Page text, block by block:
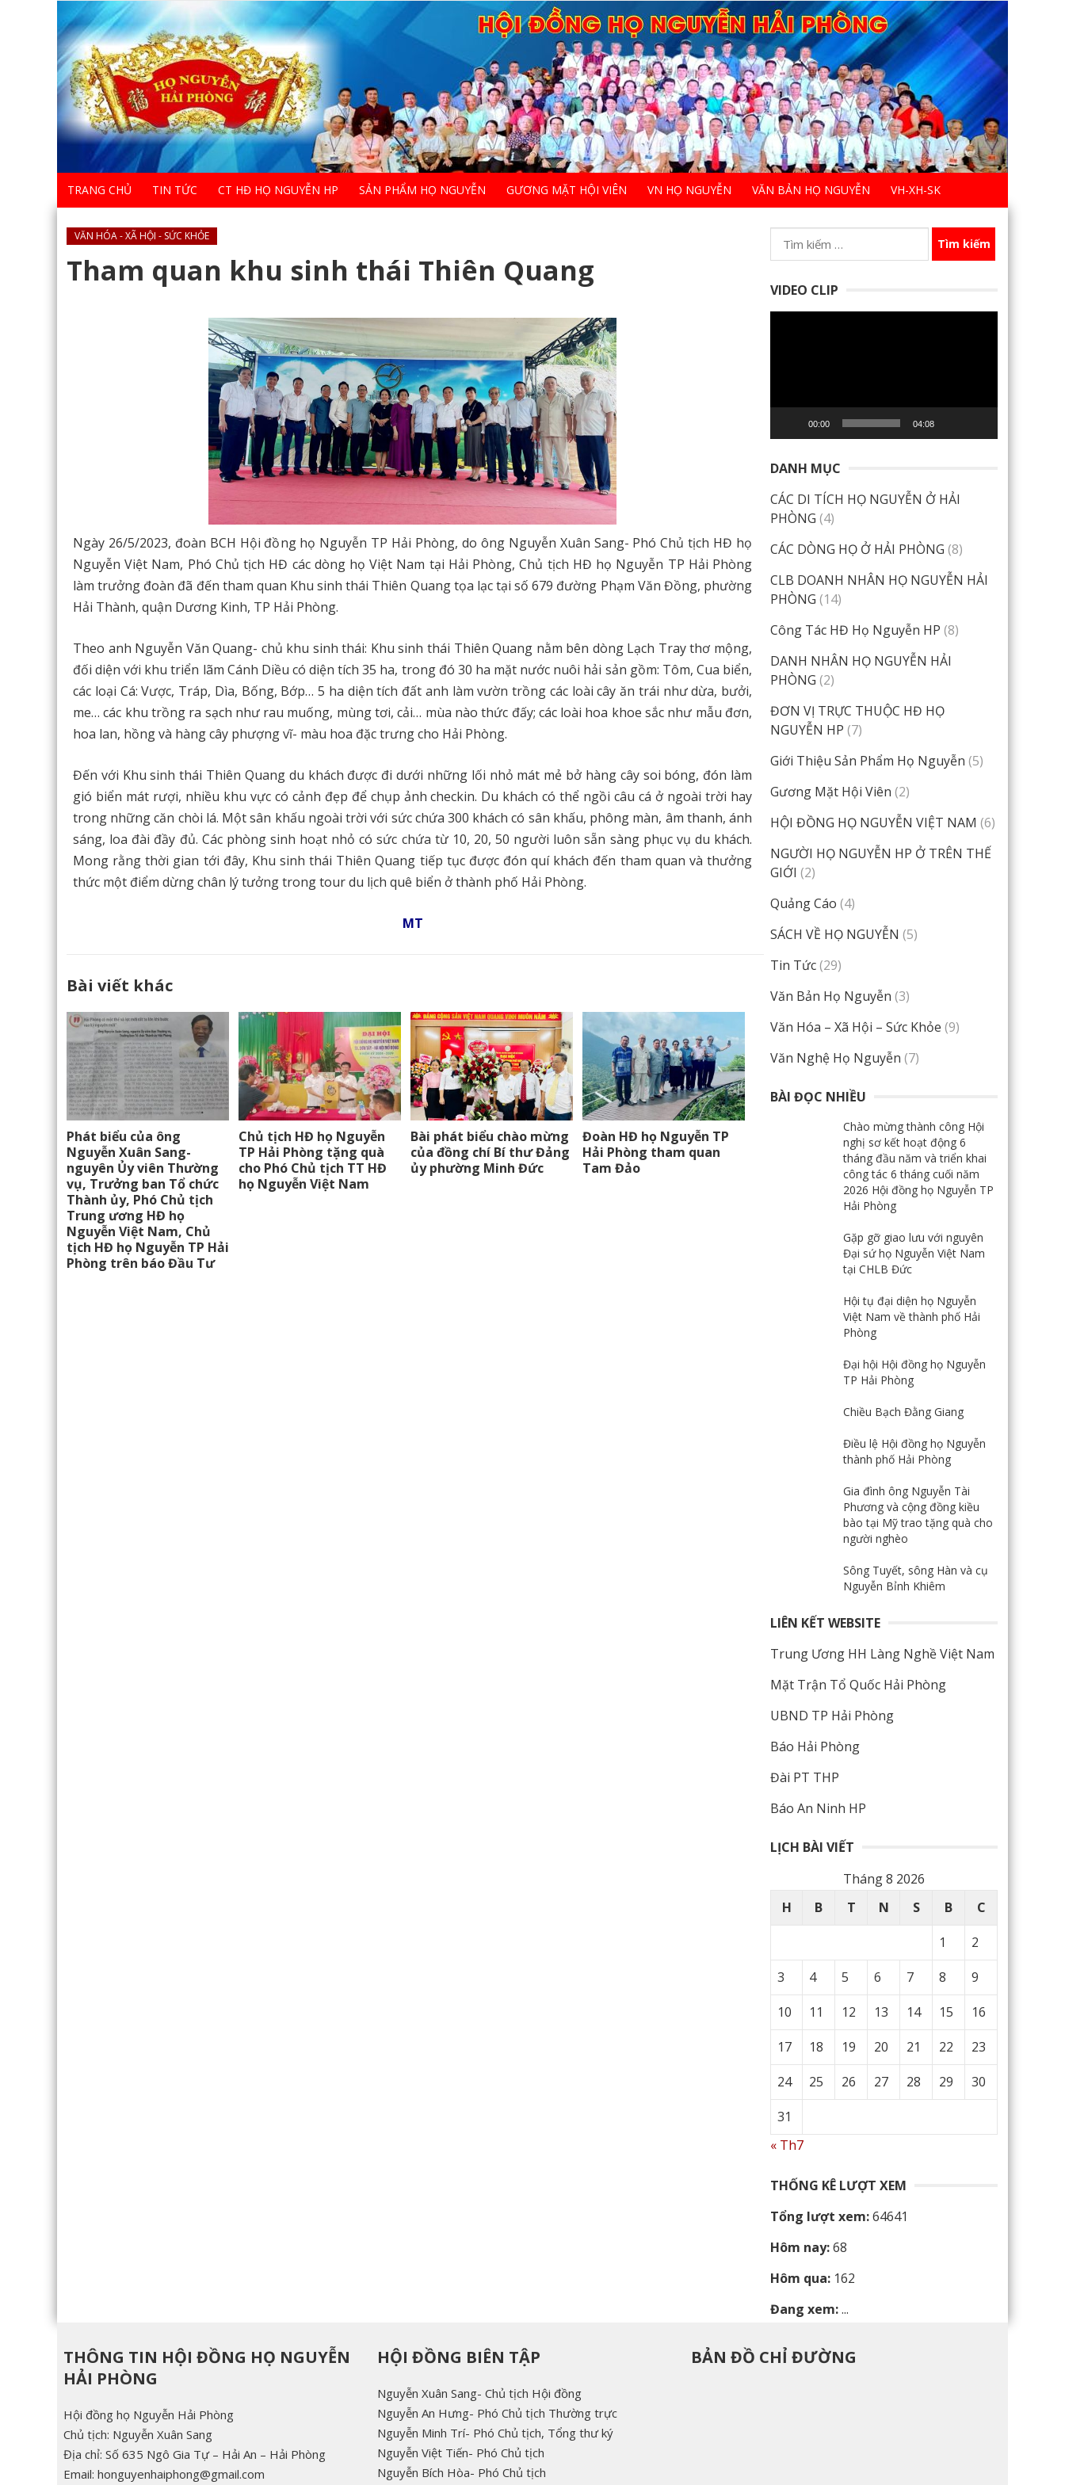
TRANG CHỦ TIN TỨC CT HĐ HỌ NGUYỄN HP SẢN PHẨM HỌ NGUYỄN GƯƠNG MẶT HỘI VIÊN VN HỌ NGUYỄN VĂN BẢN HỌ NGUYỄN VH-XH-SK
VĂN HÓA - XÃ HỘI - SỨC KHỎE
Tham quan khu sinh thái Thiên Quang
Ngày 26/5/2023, đoàn BCH Hội đồng họ Nguyễn TP Hải Phòng, do ông Nguyễn Xuân Sang- Phó Chủ tịch HĐ họ
Nguyễn Việt Nam, Phó Chủ tịch HĐ các dòng họ Việt Nam tại Hải Phòng, Chủ tịch HĐ họ Nguyễn TP Hải Phòng
làm trưởng đoàn đã đến tham quan Khu sinh thái Thiên Quang tọa lạc tại số 679 đường Phạm Văn Đồng, phường
Hải Thành, quận Dương Kinh, TP Hải Phòng.
Theo anh Nguyễn Văn Quang- chủ khu sinh thái: Khu sinh thái Thiên Quang nằm bên dòng Lạch Tray thơ mộng,
đối diện với khu triển lãm Cánh Diều có diện tích 35 ha, trong đó 30 ha mặt nước nuôi hải sản gồm: Tôm, Cua biển,
các loại Cá: Vược, Tráp, Dìa, Bống, Bớp… 5 ha diện tích đất anh làm vườn trồng các loài cây ăn trái như dừa, bưởi,
me… các khu trồng ra sạch như rau muống, mùng tơi, cải… mùa nào thức đấy; các loài hoa khoe sắc như mẫu đơn,
hoa lan, hồng và hàng cây phượng vĩ- màu hoa đặc trưng cho Hải Phòng.
Đến với Khu sinh thái Thiên Quang du khách được đi dưới những lối nhỏ mát mẻ bở hàng cây soi bóng, đón làm
gió biển mát rượi, nhiều khu vực có cảnh đẹp để chụp ảnh checkin. Du khách có thể ngồi câu cá ở ngoài trời hay
trong những căn chòi lá. Một sân khấu ngoài trời với sức chứa 300 khách có sân khấu, phông màn, âm thanh, ánh
sáng, loa đài đầy đủ. Các phòng sinh hoạt nhỏ có sức chứa từ 10, 20, 50 người luôn sẵn sàng phục vụ du khách.
Mong rằng thời gian tới đây, Khu sinh thái Thiên Quang tiếp tục được đón quí khách đến tham quan và thưởng
thức một điểm dừng chân lý tưởng trong tour du lịch quê biển ở thành phố Hải Phòng.
MT
Bài viết khác
Phát biểu của ông
Nguyễn Xuân Sang-
nguyên Ủy viên Thường
vụ, Trưởng ban Tổ chức
Thành ủy, Phó Chủ tịch
Trung ương HĐ họ
Nguyễn Việt Nam, Chủ
tịch HĐ họ Nguyễn TP Hải
Phòng trên báo Đầu Tư
Chủ tịch HĐ họ Nguyễn
TP Hải Phòng tặng quà
cho Phó Chủ tịch TT HĐ
họ Nguyễn Việt Nam
Bài phát biểu chào mừng
của đồng chí Bí thư Đảng
ủy phường Minh Đức
Đoàn HĐ họ Nguyễn TP
Hải Phòng tham quan
Tam Đảo
Tìm
kiếm
VIDEO CLIP
00:00 04:08
DANH MỤC
CÁC DI TÍCH HỌ NGUYỄN Ở HẢI
PHÒNG (4)
CÁC DÒNG HỌ Ở HẢI PHÒNG (8)
CLB DOANH NHÂN HỌ NGUYỄN HẢI
PHÒNG (14)
Công Tác HĐ Họ Nguyễn HP (8)
DANH NHÂN HỌ NGUYỄN HẢI
PHÒNG (2)
ĐƠN VỊ TRỰC THUỘC HĐ HỌ
NGUYỄN HP (7)
Giới Thiệu Sản Phẩm Họ Nguyễn (5)
Gương Mặt Hội Viên (2)
HỘI ĐỒNG HỌ NGUYỄN VIỆT NAM (6)
NGƯỜI HỌ NGUYỄN HP Ở TRÊN THẾ
GIỚI (2)
Quảng Cáo (4)
SÁCH VỀ HỌ NGUYỄN (5)
Tin Tức(29)
Văn Bản Họ Nguyễn (3)
Văn Hóa – Xã Hội – Sức Khỏe (9)
Văn Nghệ Họ Nguyễn (7)
BÀI ĐỌC NHIỀU
Chào mừng thành công Hội
nghị sơ kết hoạt động 6
tháng đầu năm và triển khai
công tác 6 tháng cuối năm
2026 Hội đồng họ Nguyễn TP
Hải Phòng
Gặp gỡ giao lưu với nguyên
Đại sứ họ Nguyễn Việt Nam
tại CHLB Đức
Hội tụ đại diện họ Nguyễn
Việt Nam về thành phố Hải
Phòng
Đại hội Hội đồng họ Nguyễn
TP Hải Phòng
Chiều Bạch Đằng Giang
Điều lệ Hội đồng họ Nguyễn
thành phố Hải Phòng
Gia đình ông Nguyễn Tài
Phương và cộng đồng kiều
bào tại Mỹ trao tặng quà cho
người nghèo
Sông Tuyết, sông Hàn và cụ
Nguyễn Bỉnh Khiêm
LIÊN KẾT WEBSITE
Trung Ương HH Làng Nghề Việt Nam
Mặt Trận Tổ Quốc Hải Phòng
UBND TP Hải Phòng
Báo Hải Phòng
Đài PT THP
Báo An Ninh HP
LỊCH BÀI VIẾT
Tháng 8 2026
H
B T N S B
C
1
2
3
4 5 6 7 8
9
10
11 12 13 14 15
16
17
18 19 20 21 22
23
24
25 26 27 28 29
30
31
« Th7
THỐNG KÊ LƯỢT XEM
Tổng lượt xem:64641
Hôm nay:68
Hôm qua: 162
Đang xem:...
THÔNG TIN HỘI ĐỒNG HỌ NGUYỄN
HẢI PHÒNG
Hội đồng họ Nguyễn Hải Phòng
Chủ tịch: Nguyễn Xuân Sang
Địa chỉ: Số 635 Ngô Gia Tự – Hải An – Hải Phòng
Email: honguyenhaiphong@gmail.com
HỘI ĐỒNG BIÊN TẬP
Nguyễn Xuân Sang- Chủ tịch Hội đồng
Nguyễn An Hưng- Phó Chủ tịch Thường trực
Nguyễn Minh Trí- Phó Chủ tịch, Tổng thư ký
Nguyễn Việt Tiến- Phó Chủ tịch
Nguyễn Bích Hòa- Phó Chủ tịch
BẢN ĐỒ CHỈ ĐƯỜNG